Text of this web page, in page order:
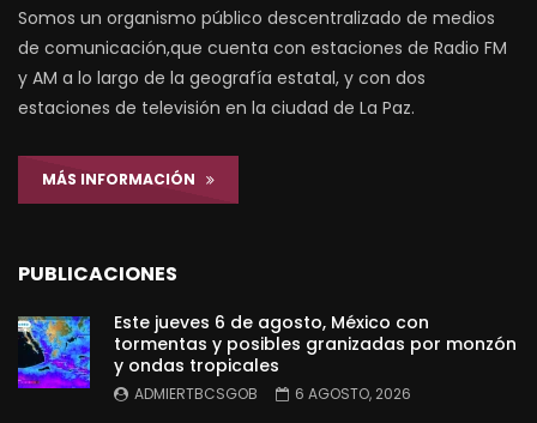
Somos un organismo público descentralizado de medios
de comunicación,que cuenta con estaciones de Radio FM
y AM a lo largo de la geografía estatal, y con dos
estaciones de televisión en la ciudad de La Paz.
MÁS INFORMACIÓN
PUBLICACIONES
Este jueves 6 de agosto, México con
tormentas y posibles granizadas por monzón
y ondas tropicales
ADMIERTBCSGOB 6 AGOSTO, 2026